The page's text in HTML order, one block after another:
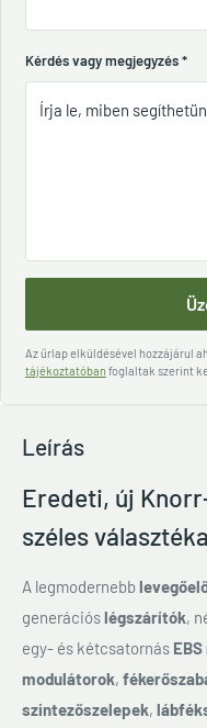
Kérdés vagy megjegyzés*
Az űrlap elküldésével hozzájárul
tájékoztatóban foglaltak szerint
Leírás
Eredeti, új
széles választéka
A legmodernebb
generációslégszárítók,
egy- és kétcsatornás
modulátorok,
szintezőszelepek,